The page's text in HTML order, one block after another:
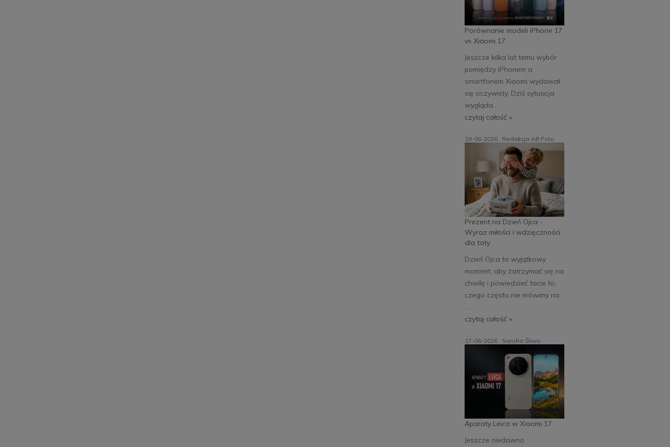
Porównanie modeli iPhone 17
vs Xiaomi 17
Jeszcze kilka lat temu wybór
pomiędzy iPhonem a
smartfonem Xiaomi wydawał
się oczywisty. Dziś sytuacja
wygląda...
czytaj całość »
Prezent na Dzień Ojca -
Wyraz miłości i wdzięczności
dla taty
19-06-2026 , Redakcja AB Foto
Dzień Ojca to wyjątkowy
moment, aby zatrzymać się na
chwilę i powiedzieć tacie to,
czego często nie mówimy na
...
czytaj całość »
Aparaty Leica w Xiaomi 17
17-06-2026 , Sandra Śliwa
Jeszcze niedawno